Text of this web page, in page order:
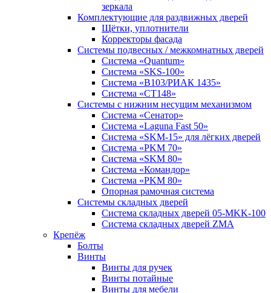
зеркала
Комплектующие для раздвижных дверей
Щётки, уплотнители
Корректоры фасада
Системы подвесных / межкомнатных дверей
Система «Quantum»
Система «SKS-100»
Система «B103/РИАК 1435»
Система «СТ148»
Системы с нижним несущим механизмом
Система «Сенатор»
Система «Laguna Fast 50»
Система «SKM-15» для лёгких дверей
Система «PKM 70»
Система «SKM 80»
Система «Командор»
Система «PKM 80»
Опорная рамочная система
Системы складных дверей
Система складных дверей 05-MKK-100
Система складных дверей ZMA
Крепёж
Болты
Винты
Винты для ручек
Винты потайные
Винты для мебели